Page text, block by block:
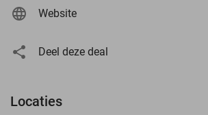
Website
Deel deze deal
Locaties